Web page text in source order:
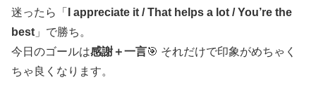
迷ったら「
I appreciate it / That helps a lot / You’re the
best 」で勝ち。
今日のゴールは感謝＋一言🎯 それだけで印象がめちゃく
ちゃ良くなります。